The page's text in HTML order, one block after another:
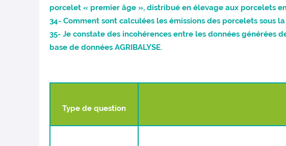
porcelet « premier âge », distribué en élevage aux porcelets
34- Comment sont calculées les émissions des porcelets sous
35- Je constate des incohérences entre les données générées
base de données AGRIBALYSE.
Type de question